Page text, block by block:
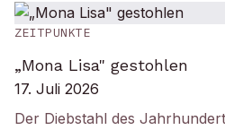
ZEITPUNKTE
„Mona Lisa" gestohlen
17. Juli 2026
Der Diebstahl des